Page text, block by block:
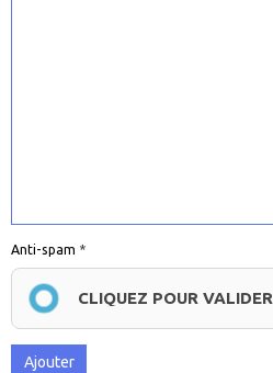
Anti-spam
CLIQUEZ POUR VALIDER
Ajouter